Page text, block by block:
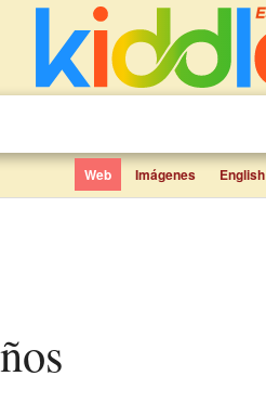
Web Imágenes English